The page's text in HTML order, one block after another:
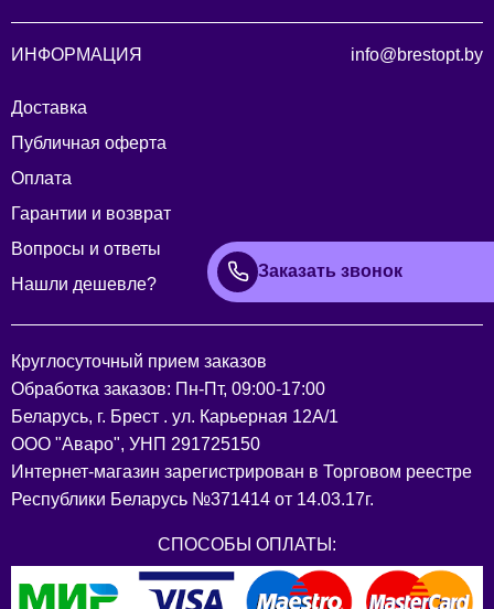
ИНФОРМАЦИЯ
Доставка
Публичная оферта
Оплата
Гарантии и возврат
Вопросы и ответы
Нашли дешевле?
info@brestopt.by
Заказать звонок
Круглосуточный прием заказов
Обработка заказов: Пн-Пт, 09:00-17:00
Беларусь, г. Брест . ул. Карьерная 12А/1
ООО "Аваро", УНП 291725150
Интернет-магазин зарегистрирован в Торговом реестре
Республики Беларусь №371414 от 14.03.17г.
СПОСОБЫ ОПЛАТЫ: